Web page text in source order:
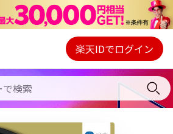
Webプレイヤー
ご契約内容の確認・変更
楽天IDでログイン